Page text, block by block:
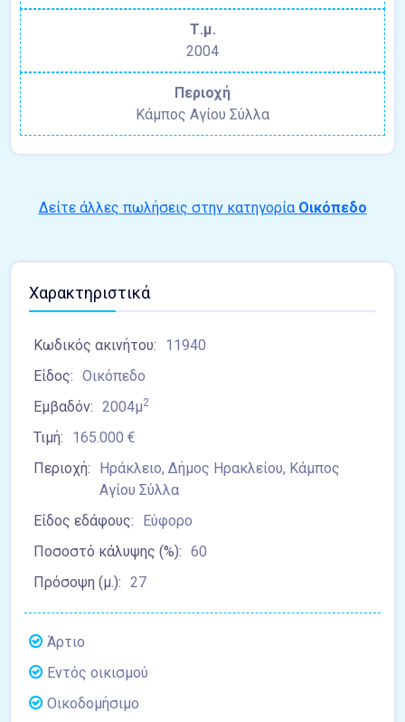
Τ.μ.
2004
Περιοχή
Κάμπος Αγίου Σύλλα
Δείτε άλλες πωλήσεις στην κατηγορία Οικόπεδο
Χαρακτηριστικά
Κωδικός ακινήτου:
11940
Είδος: Οικόπεδο
Εμβαδόν: 2004μ2
Τιμή:
165.000 €
Περιοχή:
Ηράκλειο, Δήμος Ηρακλείου, Κάμπος
Αγίου Σύλλα
Είδος εδάφους:
Εύφορο
Ποσοστό κάλυψης (%): 60
Πρόσοψη (μ.): 27
Άρτιο
Εντός οικισμού
Οικοδομήσιμο